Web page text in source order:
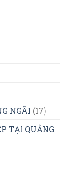
NGÃI (17)
TẠI QUẢNG